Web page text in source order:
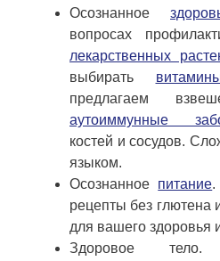
Осознанное
вопросах
лекарственных
выбирать
предлагаем
аутоиммунные
костей и сосудов.
языком.
Осознанное питание.
рецепты без глютена
для вашего здоровья
Здоровое